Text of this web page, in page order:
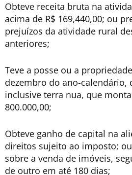
Obteve receita bruta na
acima de R$ 169,440,00; ou
prejuízos da atividade rural
anteriores;
Teve a posse ou a
dezembro do ano-calendário,
inclusive terra nua, que
800.000,00;
Obteve ganho de capital na
direitos sujeito ao imposto;
sobre a venda de imóveis,
de outro em até 180 dias;